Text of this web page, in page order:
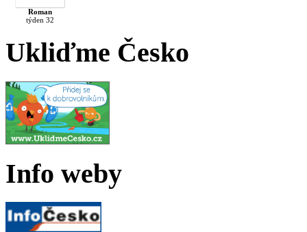
Roman
týden 32
Ukliďme Česko
Info weby